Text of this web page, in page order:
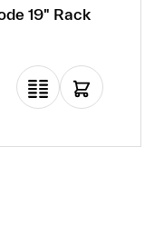
19" Rack